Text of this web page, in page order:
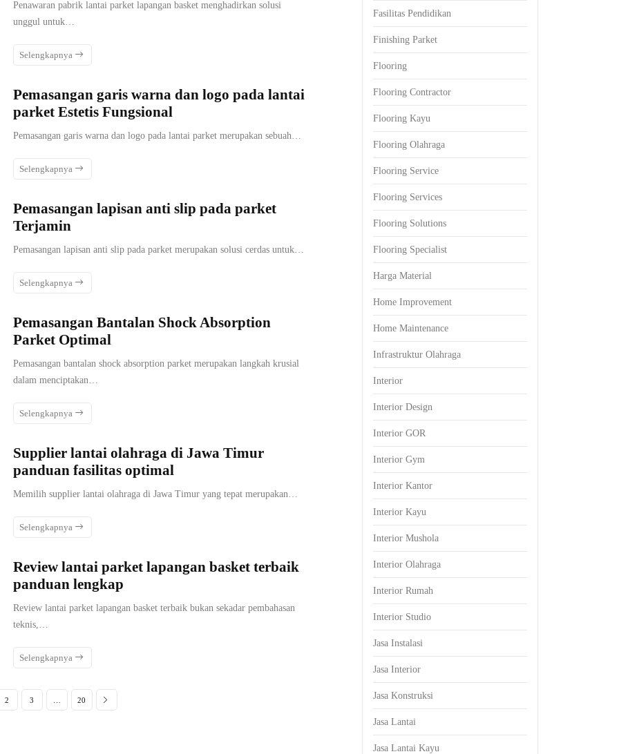
Penawaran pabrik lantai parket lapangan basket menghadirkan solusi
unggul untuk…
Selengkapnya
Pemasangan garis warna dan logo pada lantai
parket Estetis Fungsional
Pemasangan garis warna dan logo pada lantai parket merupakan sebuah…
Selengkapnya
Pemasangan lapisan anti slip pada parket
Terjamin
Pemasangan lapisan anti slip pada parket merupakan solusi cerdas untuk…
Selengkapnya
Pemasangan Bantalan Shock Absorption
Parket Optimal
Pemasangan bantalan shock absorption parket merupakan langkah krusial
dalam menciptakan…
Selengkapnya
Supplier lantai olahraga di Jawa Timur
panduan fasilitas optimal
Memilih supplier lantai olahraga di Jawa Timur yang tepat merupakan…
Selengkapnya
Review lantai parket lapangan basket terbaik
panduan lengkap
Review lantai parket lapangan basket terbaik bukan sekadar pembahasan
teknis,…
Selengkapnya
2 3 20
Fasilitas Pendidikan
Finishing Parket
Flooring
Flooring Contractor
Flooring Kayu
Flooring Olahraga
Flooring Service
Flooring Services
Flooring Solutions
Flooring Specialist
Harga Material
Home Improvement
Home Maintenance
Infrastruktur Olahraga
Interior
Interior Design
Interior GOR
Interior Gym
Interior Kantor
Interior Kayu
Interior Mushola
Interior Olahraga
Interior Rumah
Interior Studio
Jasa Instalasi
Jasa Interior
Jasa Konstruksi
Jasa Lantai
Jasa Lantai Kayu